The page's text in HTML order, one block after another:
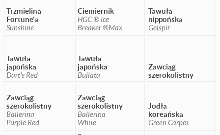
Trzmielina
Fortune'a
Sunshine
Ciemiernik
HGC ® Ice
Breaker ®Max
Tawuła
nippońska
Gelspir
Tawuła
japońska
Dart's Red
Tawuła
japońska
Bullata
Zawciąg
szerokolistny
Zawciąg
szerokolistny
Ballerina
Purple Red
Zawciąg
szerokolistny
Ballerina
White
Jodła
koreańska
Green Carpet